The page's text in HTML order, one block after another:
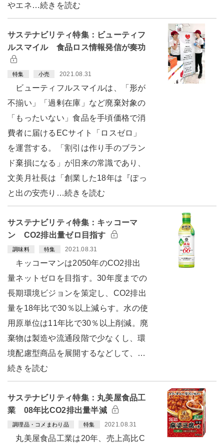
やエネ…続きを読む
サステナビリティ特集：ビューティフ
ルスマイル 食品ロス情報発信が奏功
特集 小売 2021.08.31
ビューティフルスマイルは、「形が
不揃い」「過剰在庫」など廃棄対象の
「もったいない」食品を手頃価格で消
費者に届けるECサイト「ロスゼロ」
を運営する。「割引は作り手のブラン
ド棄損になる」が旧来の常識であり、
文美月社長は「創業した18年は『ぽっ
と出の安売り…続きを読む
サステナビリティ特集：キッコーマ
ン CO2排出量ゼロ目指す
調味料 特集 2021.08.31
キッコーマンは2050年のCO2排出
量ネットゼロを目指す。30年度までの
長期環境ビジョンを策定し、CO2排出
量を18年比で30％以上減らす。水の使
用原単位は11年比で30％以上削減。廃
棄物は製造や流通段階で少なくし、環
境配慮型商品を展開するなどして、…
続きを読む
サステナビリティ特集：丸美屋食品工
業 08年比CO2排出量半減
調理品・コメまわり品 特集 2021.08.31
丸美屋食品工業は20年、売上高比C